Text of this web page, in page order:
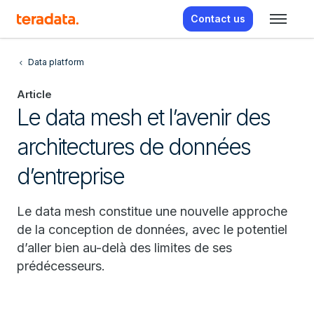
Contact us
Data platform
Article
Le data mesh et l’avenir des
architectures de données
d’entreprise
Le data mesh constitue une nouvelle approche
de la conception de données, avec le potentiel
d’aller bien au-delà des limites de ses
prédécesseurs.